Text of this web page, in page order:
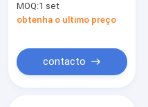
Cutting Sliding Table
Board Saw Machine
MOQ:1 set
obtenha o ultimo preço
contacto